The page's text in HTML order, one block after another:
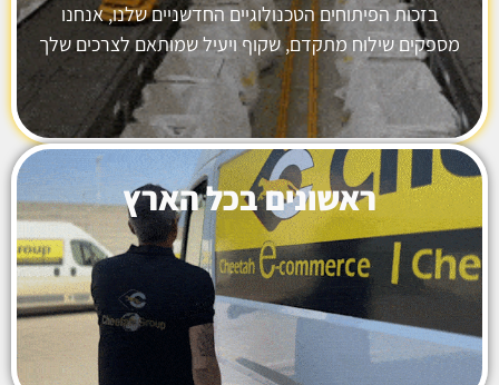
בזכות הפיתוחים הטכנולוגיים החדשניים שלנו, אנחנו
מספקים שילוח מתקדם, שקוף ויעיל שמותאם לצרכים שלך
ראשונים בכל הארץ